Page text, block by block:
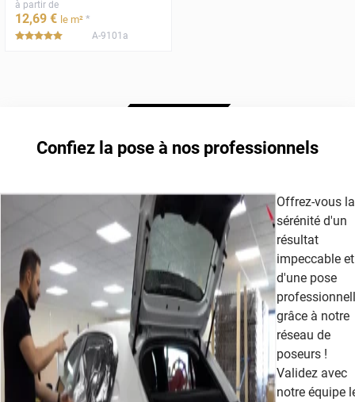
à partir de
12,69 € le m² *
***** A-9101a
Confiez la pose à nos professionnels
Offrez-vous la
sérénité d'un
résultat
impeccable et
d'une pose
grâce à notre
réseau de
poseurs !
Validez avec
notre équipe